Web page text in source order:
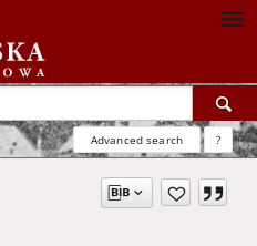
Advanced search ?